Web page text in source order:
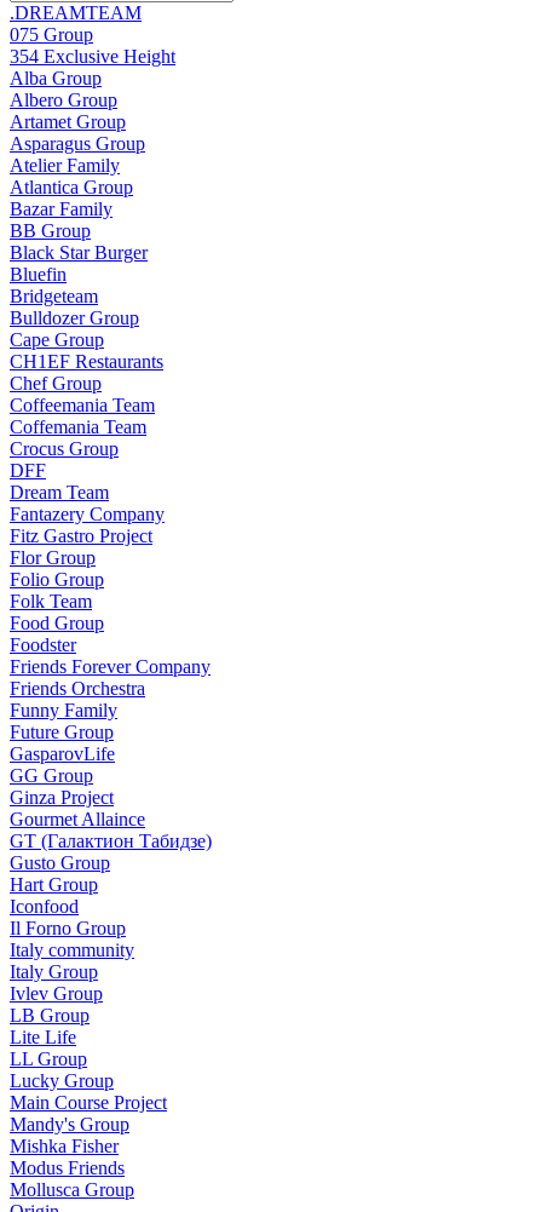
.DREAMTEAM
075 Group
354 Exclusive Height
Alba Group
Albero Group
Artamet Group
Asparagus Group
Atelier Family
Atlantica Group
Bazar Family
BB Group
Black Star Burger
Bluefin
Bridgeteam
Bulldozer Group
Cape Group
CH1EF Restaurants
Chef Group
Coffeemania Team
Coffemania Team
Crocus Group
DFF
Dream Team
Fantazery Company
Fitz Gastro Project
Flor Group
Folio Group
Folk Team
Food Group
Foodster
Friends Forever Company
Friends Orchestra
Funny Family
Future Group
GasparovLife
GG Group
Ginza Project
Gourmet Allaince
GT (Галактион Табидзе)
Gusto Group
Hart Group
Iconfood
Il Forno Group
Italy community
Italy Group
Ivlev Group
LB Group
Lite Life
LL Group
Lucky Group
Main Course Project
Mandy's Group
Mishka Fisher
Modus Friends
Mollusca Group